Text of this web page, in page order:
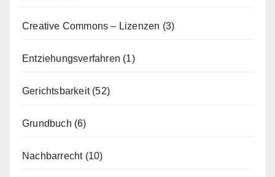
Creative Commons – Lizenzen (3)
Entziehungsverfahren (1)
Gerichtsbarkeit(52)
Grundbuch (6)
Nachbarrecht(10)